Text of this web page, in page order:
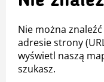
Nie można
adresie strony
wyświetl naszą
szukasz.